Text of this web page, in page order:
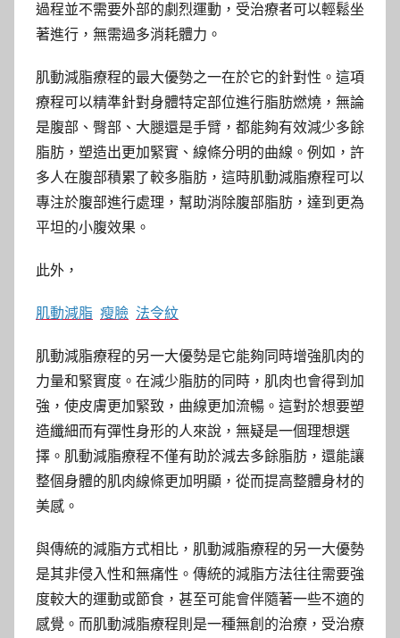
過程並不需要外部的劇烈運動，受治療者可以輕鬆坐
著進行，無需過多消耗體力。
肌動減脂療程的最大優勢之一在於它的針對性。這項
療程可以精準針對身體特定部位進行脂肪燃燒，無論
是腹部、臀部、大腿還是手臂，都能夠有效減少多餘
脂肪，塑造出更加緊實、線條分明的曲線。例如，許
多人在腹部積累了較多脂肪，這時肌動減脂療程可以
專注於腹部進行處理，幫助消除腹部脂肪，達到更為
平坦的小腹效果。
此外，
肌動減脂 瘦臉 法令紋
肌動減脂療程的另一大優勢是它能夠同時增強肌肉的
力量和緊實度。在減少脂肪的同時，肌肉也會得到加
強，使皮膚更加緊致，曲線更加流暢。這對於想要塑
造纖細而有彈性身形的人來說，無疑是一個理想選
擇。肌動減脂療程不僅有助於減去多餘脂肪，還能讓
整個身體的肌肉線條更加明顯，從而提高整體身材的
美感。
與傳統的減脂方式相比，肌動減脂療程的另一大優勢
是其非侵入性和無痛性。傳統的減脂方法往往需要強
度較大的運動或節食，甚至可能會伴隨著一些不適的
感覺。而肌動減脂療程則是一種無創的治療，受治療